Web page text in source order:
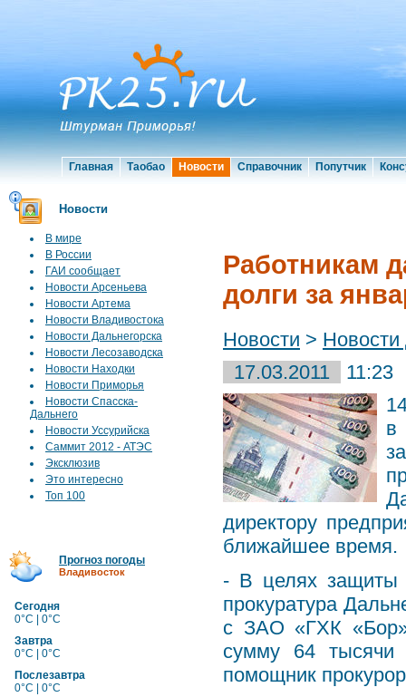
Главная Таобао Новости Справочник Попутчик
Новости
В мире
В России
ГАИ сообщает
Новости Арсеньева
Новости Артема
Новости Владивостока
Новости Дальнегорска
Новости Лесозаводска
Новости Находки
Новости Приморья
Новости Спасска-
Дальнего
Новости Уссурийска
Саммит 2012 - АТЭС
Эксклюзив
Это интересно
Топ 100
Прогноз погоды
Владивосток
Сегодня
0°C | 0°C
Завтра
0°C | 0°C
Послезавтра
0°C | 0°C
Работникам
долги за
Новости > Новости
17.03.2011
11:23
в
директору
ближайшее время.
- В целях защиты
прокуратура
с ЗАО «ГХК
сумму 64 тысячи
помощник